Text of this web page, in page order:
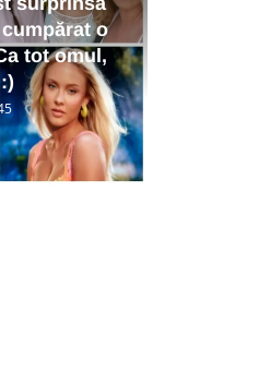
o
tot omul,